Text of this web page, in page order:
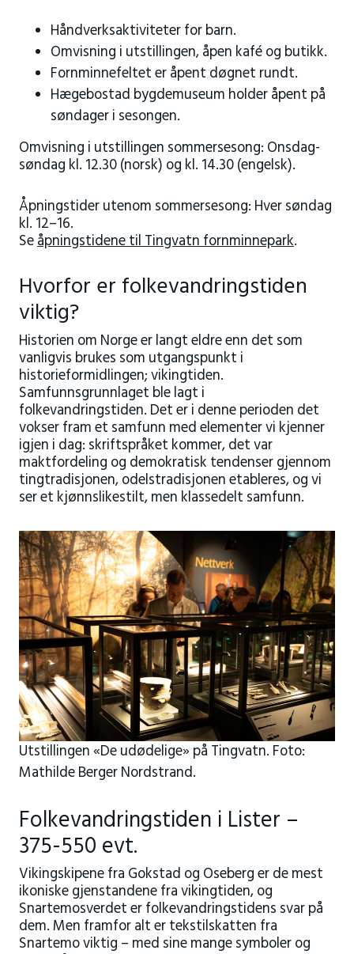
Håndverksaktiviteter for barn.
Omvisning i utstillingen, åpen kafé og butikk.
Fornminnefeltet er åpent døgnet rundt.
Hægebostad bygdemuseum holder åpent på
søndager i sesongen.
Omvisning i utstillingen sommersesong: Onsdag-
søndag kl. 12.30 (norsk) og kl. 14.30 (engelsk).
Åpningstider utenom sommersesong: Hver søndag
kl. 12–16.
Seåpningstidene til Tingvatn fornminnepark.
Hvorfor er folkevandringstiden
viktig?
Historien om Norge er langt eldre enn det som
vanligvis brukes som utgangspunkt i
historieformidlingen; vikingtiden.
Samfunnsgrunnlaget ble lagt i
folkevandringstiden. Det er i denne perioden det
vokser fram et samfunn med elementer vi kjenner
igjen i dag: skriftspråket kommer, det var
maktfordeling og demokratisk tendenser gjennom
tingtradisjonen, odelstradisjonen etableres, og vi
ser et kjønnslikestilt, men klassedelt samfunn.
Utstillingen «De udødelige» på Tingvatn. Foto:
Mathilde Berger Nordstrand.
Folkevandringstiden i Lister –
375-550 evt.
Vikingskipene fra Gokstad og Oseberg er de mest
ikoniske gjenstandene fra vikingtiden, og
Snartemosverdet er folkevandringstidens svar på
dem. Men framfor alt er tekstilskatten fra
Snartemo viktig – med sine mange symboler og